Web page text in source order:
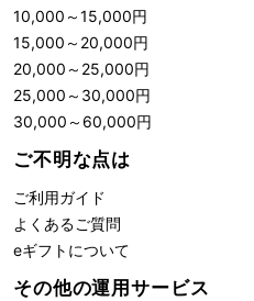
10,000 ～15,000円
15,000 ～ 20,000円
20,000 ～ 25,000円
25,000 ～ 30,000円
30,000 ～ 60,000円
ご不明な点は
ご利用ガイド
よくあるご質問
eギフトについて
その他の運用サービス